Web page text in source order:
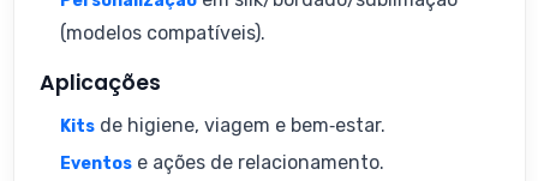
(modelos compatíveis).
Aplicações
Kits de higiene, viagem e bem‑estar.
Eventos e ações de relacionamento.